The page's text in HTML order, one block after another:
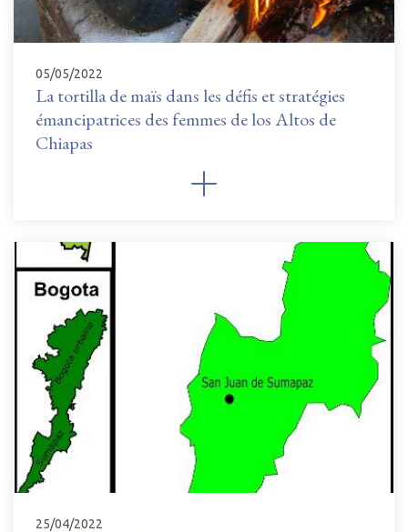
05/05/2022
La tortilla de maïs dans les défis et stratégies
émancipatrices des femmes de los Altos de
Chiapas
25/04/2022